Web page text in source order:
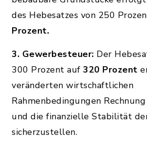
des Hebesatzes von 250
Prozent.
3. Gewerbesteuer: Der
300 Prozent auf 320 Prozent
veränderten wirtschaftlichen
Rahmenbedingungen
und die finanzielle Stabilität
sicherzustellen.